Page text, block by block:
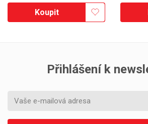
Koupit
Přihlášení k